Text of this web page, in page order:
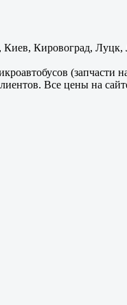
Кировоград,
Все цены на